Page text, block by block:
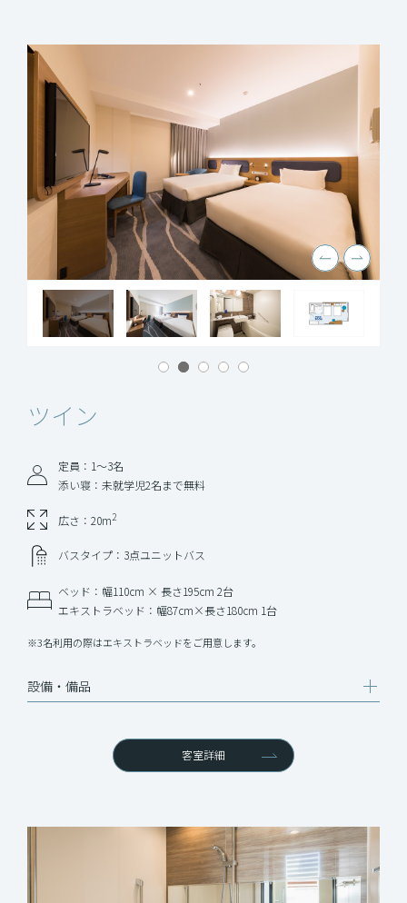
ツイン
定員：1〜3名
添い寝：未就学児2名まで無料
広さ：20m2
バスタイプ：3点ユニットバス
ベッド：幅110cm × 長さ195cm 2台
エキストラベッド：幅87cm×長さ180cm 1台
※3名利用の際はエキストラベッドをご用意します。
設備‧備品
客室詳細